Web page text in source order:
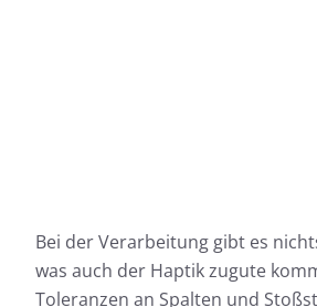
Bei der Verarbeitung gibt es
was auch der Haptik zugute
Toleranzen an Spalten und